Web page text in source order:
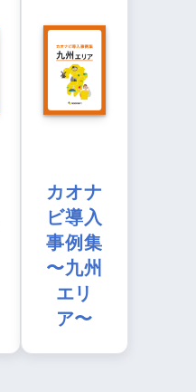
カオナ
ビ導入
事例集
〜九州
エリ
ア〜